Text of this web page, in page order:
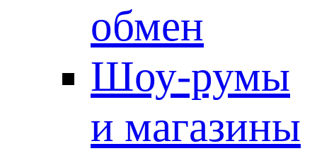
обмен
Шоу-румы
и магазины